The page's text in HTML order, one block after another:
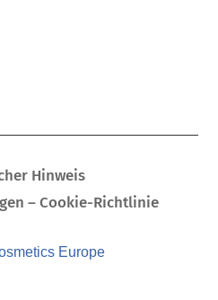
Hinweis
– Cookie-Richtlinie
Europe